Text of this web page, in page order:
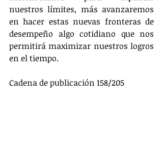
nuestros límites, más avanzaremos
en hacer estas nuevas fronteras de
desempeño algo cotidiano que nos
permitirá maximizar nuestros logros
en el tiempo.
Cadena de publicación 158/205